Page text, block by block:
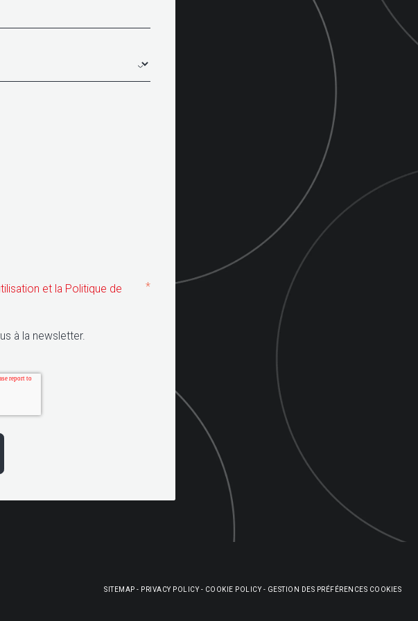
et la Politique de
*
à la newsletter.
SITEMAP - PRIVACY POLICY- COOKIE POLICY- GESTION DES PRÉFÉRENCES COOKIES